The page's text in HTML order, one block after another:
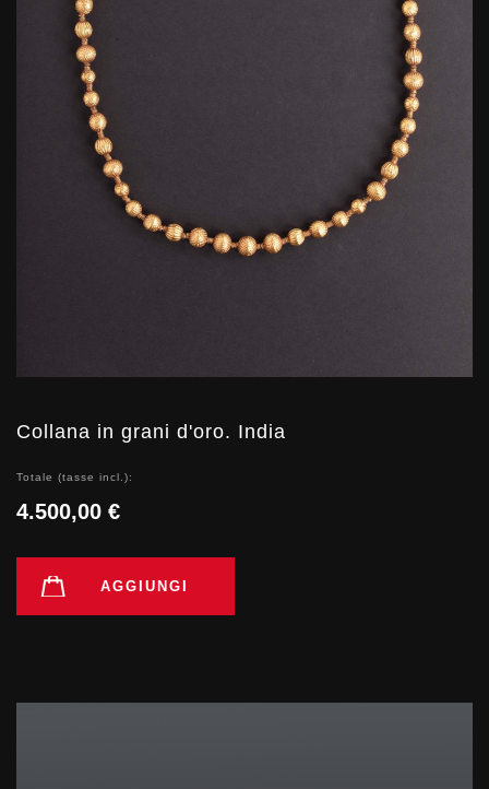
Collana in grani d'oro. India
Totale (tasse incl.):
4.500,00 €
AGGIUNGI